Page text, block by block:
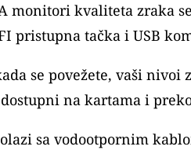
monitori kvaliteta zraka
pristupna tačka i USB
se povežete, vaši
na kartama i
sa vodootpornim